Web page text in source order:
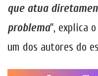
que atua
problema”, explica
um dos autores do